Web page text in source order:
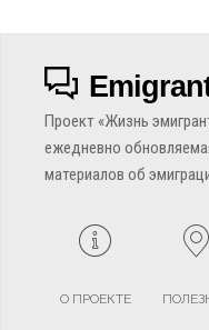
Проект «Жизнь
ежедневно
материалов об
О ПРОЕКТЕ